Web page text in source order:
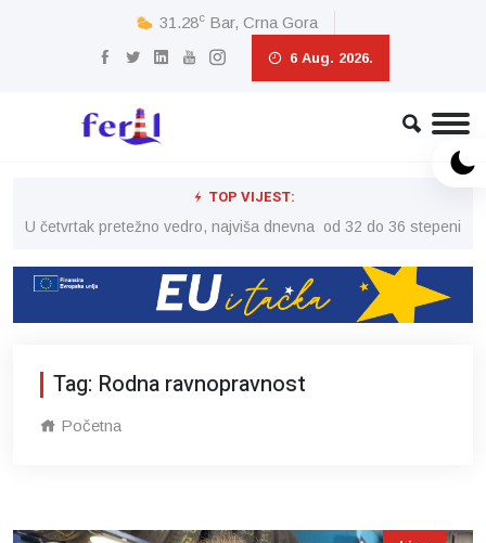
31.28c Bar, Crna Gora
6 Aug. 2026.
TOP VIJEST:
U četvrtak pretežno vedro, najviša dnevna od 32 do 36 stepeni
Tag: Rodna ravnopravnost
Početna